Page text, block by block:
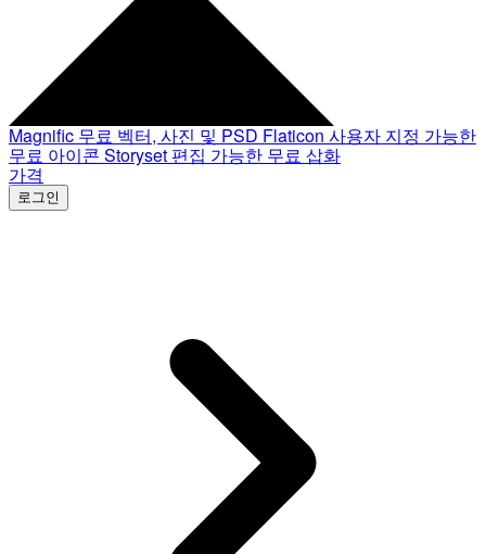
Magnific 무료 벡터, 사진 및 PSD Flaticon 사용자 지정 가능한
무료 아이콘 Storyset 편집 가능한 무료 삽화
가격
로그인